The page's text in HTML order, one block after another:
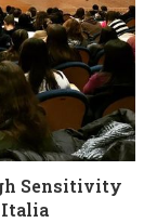
Sensitivity